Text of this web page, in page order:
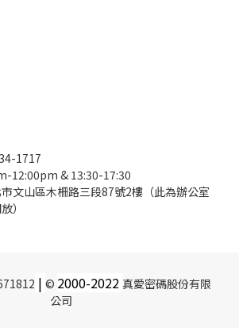
1717
12:00pm & 13:30-17:30
文山區木柵路三段87號2樓（此為辦公室
）
| © 2000-2022 真愛密碼股份有限
公司